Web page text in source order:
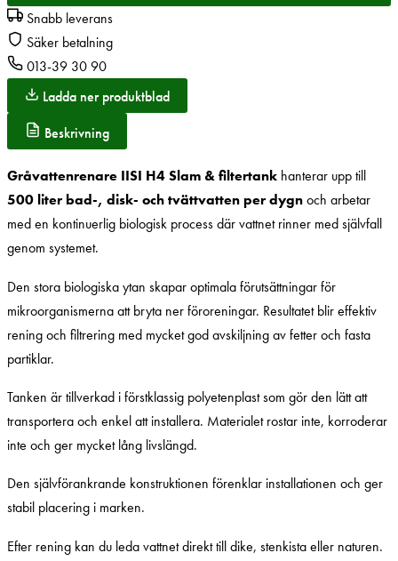
Snabb leverans
Säker betalning
013-39 30 90
Ladda ner produktblad
Beskrivning
Gråvattenrenare IISI H4 Slam & filtertank hanterar upp till
500 liter bad-, disk- och tvättvatten per dygnoch arbetar
med en kontinuerlig biologisk process där vattnet rinner med självfall
genom systemet.
Den stora biologiska ytan skapar optimala förutsättningar för
mikroorganismerna att bryta ner föroreningar. Resultatet blir effektiv
rening och filtrering med mycket god avskiljning av fetter och fasta
partiklar.
Tanken är tillverkad i förstklassig polyetenplast som gör den lätt att
transportera och enkel att installera. Materialet rostar inte, korroderar
inte och ger mycket lång livslängd.
Den självförankrande konstruktionen förenklar installationen och ger
stabil placering i marken.
Efter rening kan du leda vattnet direkt till dike, stenkista eller naturen.